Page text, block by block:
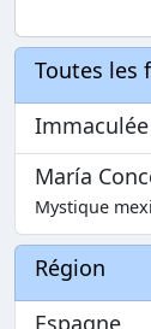
Toutes les
María
Mystique
Région
Espagne